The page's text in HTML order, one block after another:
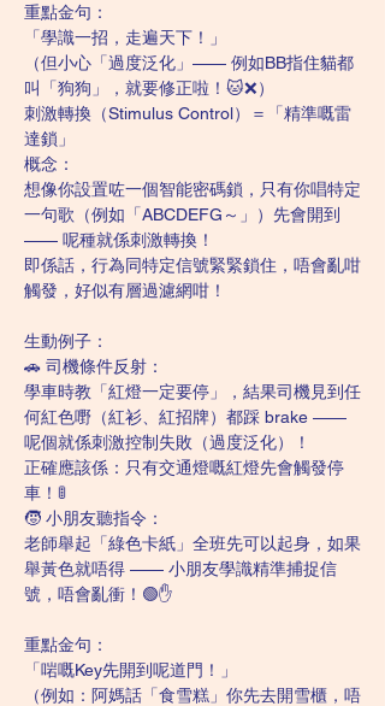
重點金句：
「學識一招，走遍天下！」
（但小心「過度泛化」—— 例如BB指住貓都
叫「狗狗」，就要修正啦！🐱❌）
刺激轉換（Stimulus Control）＝「精準嘅雷
達鎖」
概念：
想像你設置咗一個智能密碼鎖，只有你唱特定
一句歌（例如「ABCDEFG～」）先會開到
—— 呢種就係刺激轉換！
即係話，行為同特定信號緊緊鎖住，唔會亂咁
觸發，好似有層過濾網咁！
生動例子：
🚗 司機條件反射：
學車時教「紅燈一定要停」，結果司機見到任
何紅色嘢（紅衫、紅招牌）都踩 brake ——
呢個就係刺激控制失敗（過度泛化）！
正確應該係：只有交通燈嘅紅燈先會觸發停
車！🚦
🧒 小朋友聽指令：
老師舉起「綠色卡紙」全班先可以起身，如果
舉黃色就唔得 —— 小朋友學識精準捕捉信
號，唔會亂衝！🟢✋
重點金句：
「啱嘅Key先開到呢道門！」
（例如：阿媽話「食雪糕」你先去開雪櫃，唔